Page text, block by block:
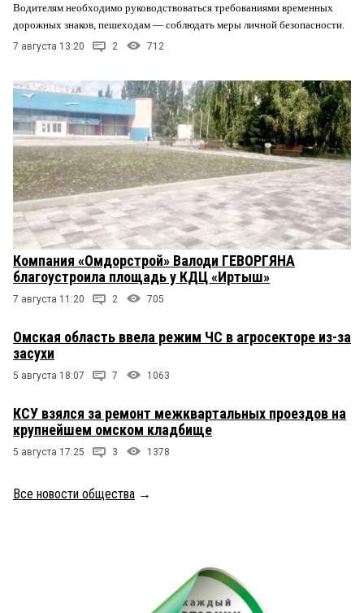
Водителям необходимо руководствоваться требованиями временных
дорожных знаков, пешеходам — соблюдать меры личной безопасности.
7 августа 13:20 2 712
Компания «Омдорстрой» Валоди ГЕВОРГЯНА
благоустроила площадь у КДЦ «Иртыш»
7 августа 11:20 2 705
Омская область ввела режим ЧС в агросекторе из-за
засухи
5 августа 18:07 7 1063
КСУ взялся за ремонт межквартальных проездов на
крупнейшем омском кладбище
5 августа 17:25 3 1378
Все новости общества →